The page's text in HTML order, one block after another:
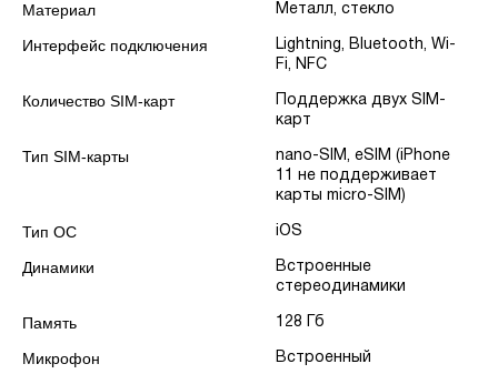
Материал Металл, стекло
Интерфейс подключения
Lightning, Bluetooth, Wi-
Fi, NFC
Количество SIM-карт
Поддержка двух SIM-
карт
Тип SIM-карты
nano-SIM, eSIM (iPhone
11 не поддерживает
карты micro-SIM)
Тип ОС iOS
Динамики
Встроенные
стереодинамики
Память 128 Гб
Микрофон Встроенный